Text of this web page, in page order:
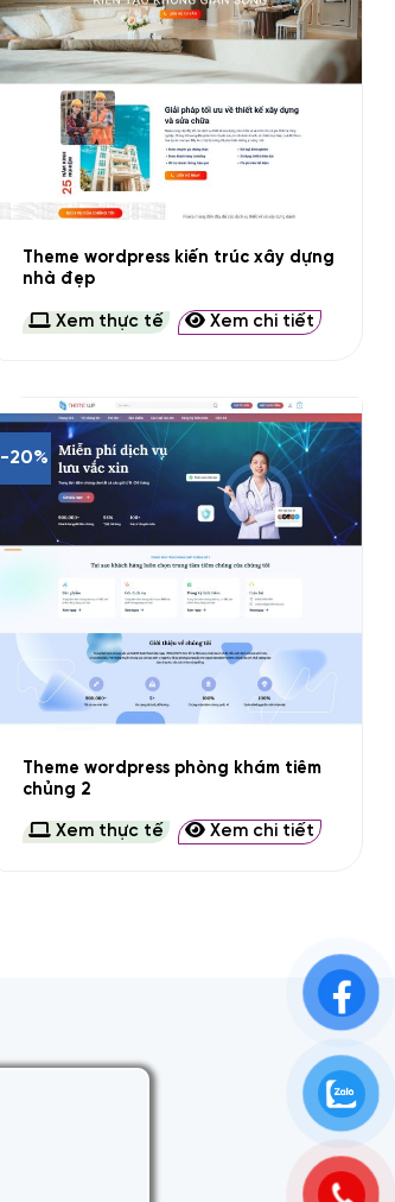
Theme wordpress kiến trúc xây dựng
nhà đẹp
Xem thực tế Xem chi tiết
-20%
Theme wordpress phòng khám tiêm
chủng 2
Xem thực tế Xem chi tiết